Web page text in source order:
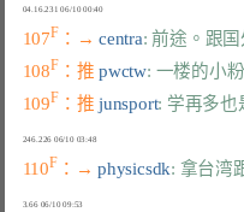
107F ：→ centra: 前途。跟
108F ：推 pwctw: 一楼的小
109F ：推 junsport: 学再多也
246.226 06/10 03:48
110F ：→ physicsdk: 拿台湾